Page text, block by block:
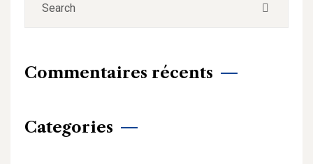
Commentaires récents
Categories